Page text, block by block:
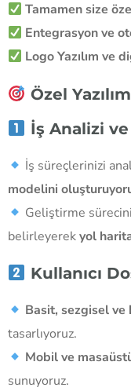
Tamamen size
Entegrasyon ve
Logo Yazılım ve
Özel
İş Analizi
İş süreçlerinizi
modelini
Geliştirme
belirleyerekyol
Kullanıcı
Basit, sezgisel ve
tasarlıyoruz.
Mobil ve
sunuyoruz.